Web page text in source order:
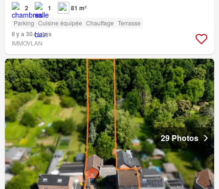
2 1 81 m²
Parking Cuisine équipée Chauffage Terrasse
Il y a 30+ jours
IMMOVLAN
29 Photos